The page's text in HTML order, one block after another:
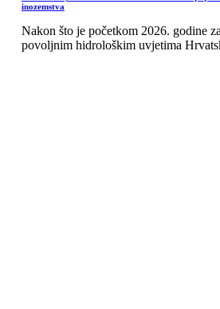
inozemstva
Nakon što je početkom 2026. godine
povoljnim hidrološkim uvjetima